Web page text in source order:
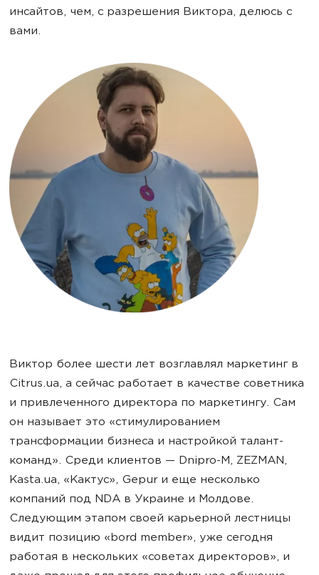
инсайтов, чем, с разрешения Виктора, делюсь с
вами.
Виктор более шести лет возглавлял маркетинг в
Citrus.ua, а сейчас работает в качестве советника
и привлеченного директора по маркетингу. Сам
он называет это «стимулированием
трансформации бизнеса и настройкой талант-
команд». Среди клиентов — Dnipro-M, ZEZMAN,
Kasta.ua, «Кактус», Gepur и еще несколько
компаний под NDA в Украине и Молдове.
Следующим этапом своей карьерной лестницы
видит позицию «bord member», уже сегодня
работая в нескольких «советах директоров», и